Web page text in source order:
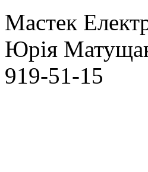
Мастек
Юрія
919-51-15